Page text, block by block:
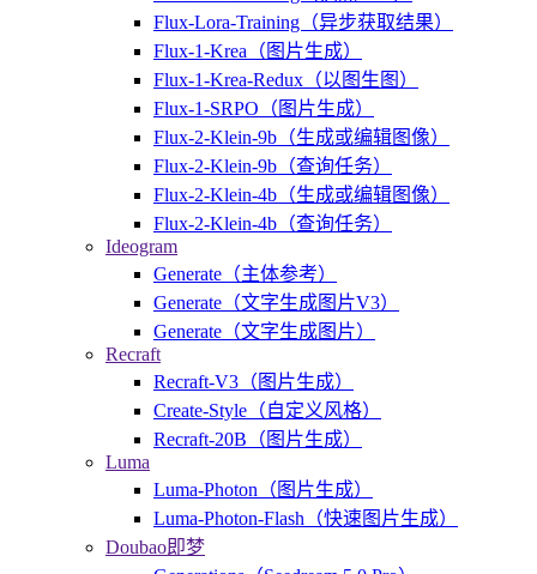
Flux-Lora-Training（异步获取结果）
Flux-1-Krea（图片生成）
Flux-1-Krea-Redux（以图生图）
Flux-1-SRPO（图片生成）
Flux-2-Klein-9b（生成或编辑图像）
Flux-2-Klein-9b（查询任务）
Flux-2-Klein-4b（生成或编辑图像）
Flux-2-Klein-4b（查询任务）
Ideogram
Generate（主体参考）
Generate（文字生成图片V3）
Generate（文字生成图片）
Recraft
Recraft-V3（图片生成）
Create-Style（自定义风格）
Recraft-20B（图片生成）
Luma
Luma-Photon（图片生成）
Luma-Photon-Flash（快速图片生成）
Doubao即梦